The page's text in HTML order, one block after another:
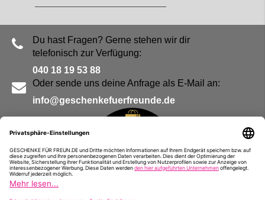
Du hast Fragen? Gerne stehen wir dir
telefonisch zur Verfügung:
040 18 19 53 88
Oder sende uns deine Anfrage als E-Mail an:
info@geschenkefuerfreunde.de